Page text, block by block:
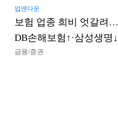
업앤다운
보험 업종 희비 엇갈려…
DB손해보험↑·삼성생명↓
금융/증권